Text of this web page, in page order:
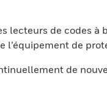
lecteurs de codes à
l’équipement de
de